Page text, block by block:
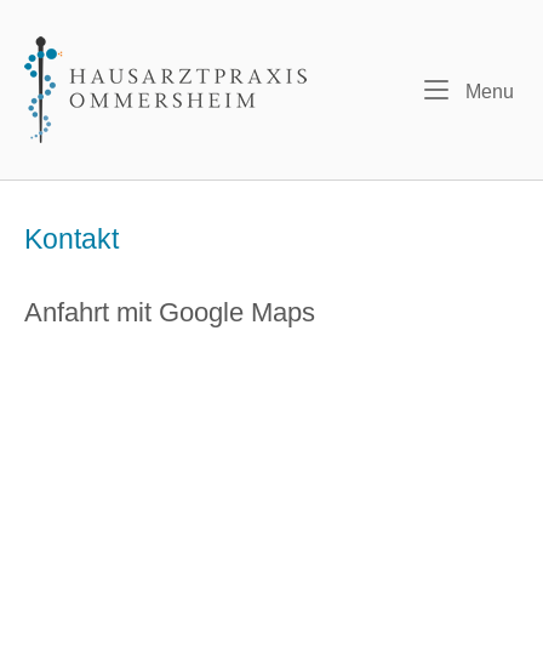
content
Home
Menu
Kontakt
Anfahrt mit Google Maps